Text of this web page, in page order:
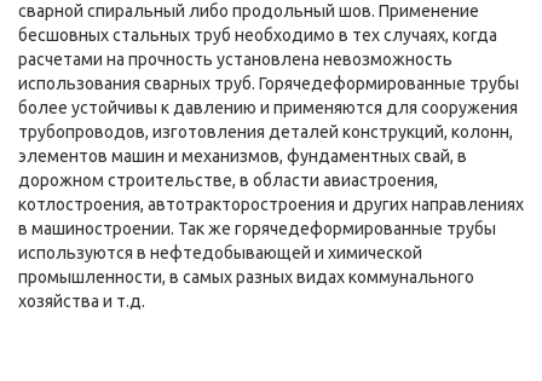
сварной спиральный либо продольный шов. Применение
бесшовных стальных труб необходимо в тех случаях, когда
расчетами на прочность установлена невозможность
использования сварных труб. Горячедеформированные трубы
более устойчивы к давлению и применяются для сооружения
трубопроводов, изготовления деталей конструкций, колонн,
элементов машин и механизмов, фундаментных свай, в
дорожном строительстве, в области авиастроения,
котлостроения, автотракторостроения и других направлениях
в машиностроении. Так же горячедеформированные трубы
используются в нефтедобывающей и химической
промышленности, в самых разных видах коммунального
хозяйства и т.д.